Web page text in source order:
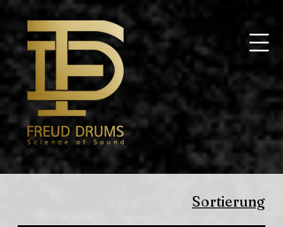
Sortierung